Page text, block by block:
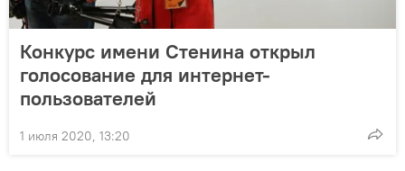
Конкурс имени Стенина открыл
голосование для интернет-
пользователей
1 июля 2020, 13:20